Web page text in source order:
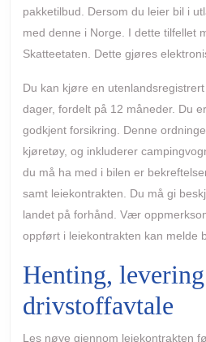
pakketilbud. Dersom du leier bil i
med denne i Norge. I dette tilfellet
Skatteetaten. Dette gjøres
Du kan kjøre en
dager, fordelt på 12 måneder. Du
godkjent forsikring. Denne
kjøretøy, og inkluderer
du må ha med i bilen er
samt leiekontrakten. Du må gi
landet på forhånd. Vær
oppført i leiekontrakten kan melde
Henting,
drivstoffavtale
Les nøye gjennom leiekontrakten